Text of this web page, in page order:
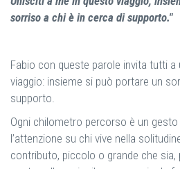
sorriso a chi è in cerca di supporto."
Fabio con queste parole invita tutti a
viaggio: insieme si può portare un
supporto.
Ogni chilometro percorso è un
l’attenzione su chi vive nella
contributo, piccolo o grande che